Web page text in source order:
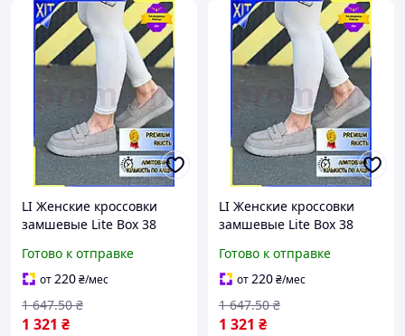
LI Женские кроссовки
замшевые Lite Box 38
весны лета осени
спортивная обувь для акт
LIP77/R
Готово к отправке
от220₴/мес
1 321 ₴
1 647.50 ₴
LI Женские кроссовки
замшевые Lite Box 38
весны лета осени
спортивная обувь для акт
LIP77/R
Готово к отправке
от220₴/мес
1 321 ₴
1 647.50 ₴